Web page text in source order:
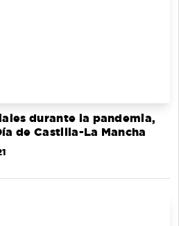
durante la pandemia,
de Castilla-La Mancha